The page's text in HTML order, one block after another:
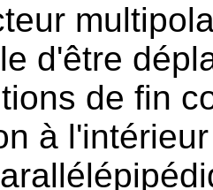
d'être
de fin
à